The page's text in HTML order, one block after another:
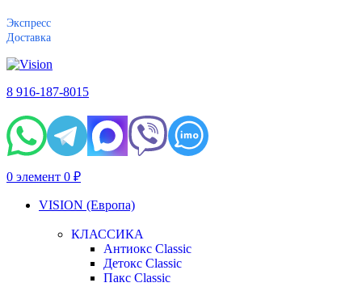
Экспресс
Доставка
8 916-187-8015
0 элемент 0 ₽
VISION (Европа)
КЛАССИКА
Антиокс Classic
Детокс Classic
Пакс Classic